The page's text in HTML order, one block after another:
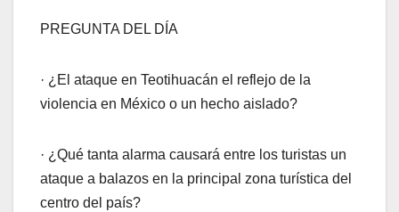
PREGUNTA DEL DÍA
· ¿El ataque en Teotihuacán el reflejo de la
violencia en México o un hecho aislado?
· ¿Qué tanta alarma causará entre los turistas un
ataque a balazos en la principal zona turística del
centro del país?